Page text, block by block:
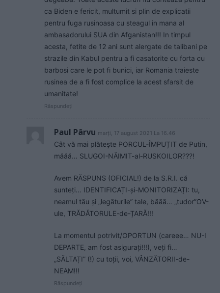
ca Biden e fericit, multumit si plin de explicatii
pentru fuga rusinoasa cu steagul in mana al
ambasadorului SUA din Afganistan!!! In timpul
acesta, fetite de 12 ani sunt alergate de talibani pe
strazile din Kabul pentru a fi casatorite cu forta cu
barbosi care le pot fi bunici, iar Romania traieste
rusinea de a fi fost complice la acest sfarsit de
umanitate!
Răspundeți
Paul Pârvu marți, 17 august 2021 La 16.46
Cât vă mai plătește PORCUL-ÎMPUȚIT de Putin,
măăă… SLUGOI-NĂIMIT-al-RUSKOILOR???!
Avem RĂSPUNS (OFICIAL!) de la S.R.I. că
sunteți… IDENTIFICAȚI-și-MONITORIZAȚI: tu,
neamul tău și „legăturile” tale, băăă… „tudor”OV-
ule, TRĂDĂTORULE-de-ȚARĂ!!!
La momentul potrivit/OPORTUN (careee… NU-I
DEPARTE, am fost asigurați!!!), veți fi…
„SĂLTAȚI” (!) cu toții, voi, VÂNZĂTORII-de-
NEAM!!!
Răspundeți